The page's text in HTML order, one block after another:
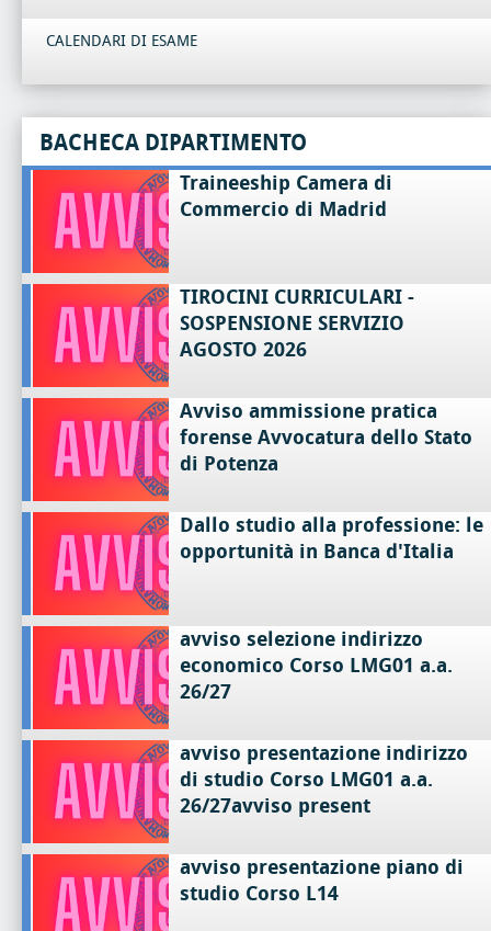
CALENDARI DI ESAME
BACHECA DIPARTIMENTO
Traineeship Camera di
Commercio di Madrid
TIROCINI CURRICULARI -
SOSPENSIONE SERVIZIO
AGOSTO 2026
Avviso ammissione pratica
forense Avvocatura dello Stato
di Potenza
Dallo studio alla professione: le
opportunità in Banca d'Italia
avviso selezione indirizzo
economico Corso LMG01 a.a.
26/27
avviso presentazione indirizzo
di studio Corso LMG01 a.a.
26/27avviso present
avviso presentazione piano di
studio Corso L14